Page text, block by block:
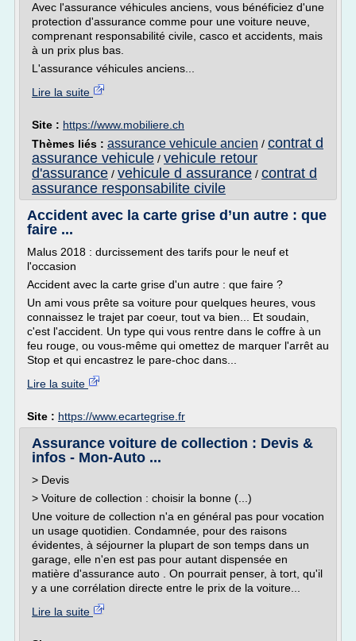
Avec l'assurance véhicules anciens, vous bénéficiez d'une
protection d'assurance comme pour une voiture neuve,
comprenant responsabilité civile, casco et accidents, mais
à un prix plus bas.
L'assurance véhicules anciens...
Lire la suite
Site : https://www.mobiliere.ch
Thèmes liés : assurance vehicule ancien / contrat d
assurance vehicule / vehicule retour
d'assurance / vehicule d assurance / contrat d
assurance responsabilite civile
Accident avec la carte grise d’un autre : que
faire ...
Malus 2018 : durcissement des tarifs pour le neuf et
l'occasion
Accident avec la carte grise d'un autre : que faire ?
Un ami vous prête sa voiture pour quelques heures, vous
connaissez le trajet par coeur, tout va bien... Et soudain,
c'est l'accident. Un type qui vous rentre dans le coffre à un
feu rouge, ou vous-même qui omettez de marquer l'arrêt au
Stop et qui encastrez le pare-choc dans...
Lire la suite
Site : https://www.ecartegrise.fr
Assurance voiture de collection : Devis &
infos - Mon-Auto ...
> Devis
> Voiture de collection : choisir la bonne (...)
Une voiture de collection n'a en général pas pour vocation
un usage quotidien. Condamnée, pour des raisons
évidentes, à séjourner la plupart de son temps dans un
garage, elle n'en est pas pour autant dispensée en
matière d'assurance auto . On pourrait penser, à tort, qu'il
y a une corrélation directe entre le prix de la voiture...
Lire la suite